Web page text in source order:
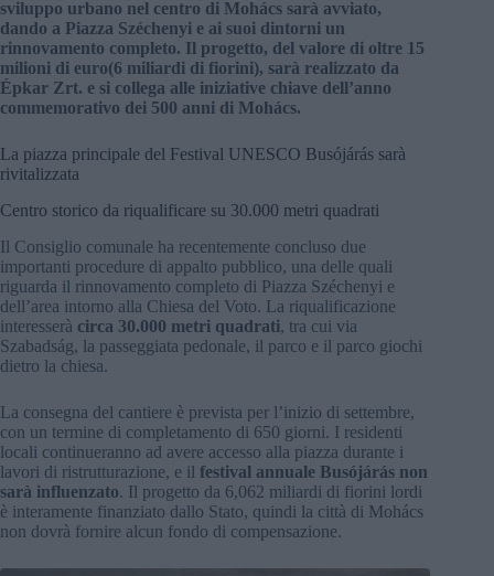
sviluppo urbano nel centro di Mohács sarà avviato,
dando a Piazza Széchenyi e ai suoi dintorni un
rinnovamento completo. Il progetto, del valore di oltre 15
milioni di euro(6 miliardi di fiorini), sarà realizzato da
Épkar Zrt. e si collega alle iniziative chiave dell’anno
commemorativo dei 500 anni di Mohács.
La piazza principale del Festival UNESCO Busójárás sarà
rivitalizzata
Centro storico da riqualificare su 30.000 metri quadrati
Il Consiglio comunale ha recentemente concluso due
importanti procedure di appalto pubblico, una delle quali
riguarda il rinnovamento completo di Piazza Széchenyi e
dell’area intorno alla Chiesa del Voto. La riqualificazione
interesserà circa 30.000 metri quadrati, tra cui via
Szabadság, la passeggiata pedonale, il parco e il parco giochi
dietro la chiesa.
La consegna del cantiere è prevista per l’inizio di settembre,
con un termine di completamento di 650 giorni. I residenti
locali continueranno ad avere accesso alla piazza durante i
lavori di ristrutturazione, e il festival annuale Busójárás non
sarà influenzato. Il progetto da 6,062 miliardi di fiorini lordi
è interamente finanziato dallo Stato, quindi la città di Mohács
non dovrà fornire alcun fondo di compensazione.